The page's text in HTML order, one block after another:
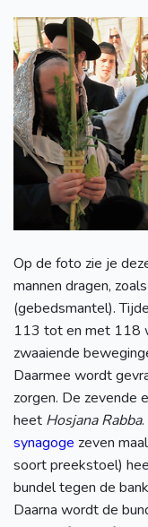
Op de foto zie je
mannen dragen,
(gebedsmantel).
113 tot en met 118
zwaaiende
Daarmee wordt
zorgen. De zevende
heet Hosjana Rabba
synagoge zeven
soort preekstoel)
bundel tegen de
Daarna wordt de